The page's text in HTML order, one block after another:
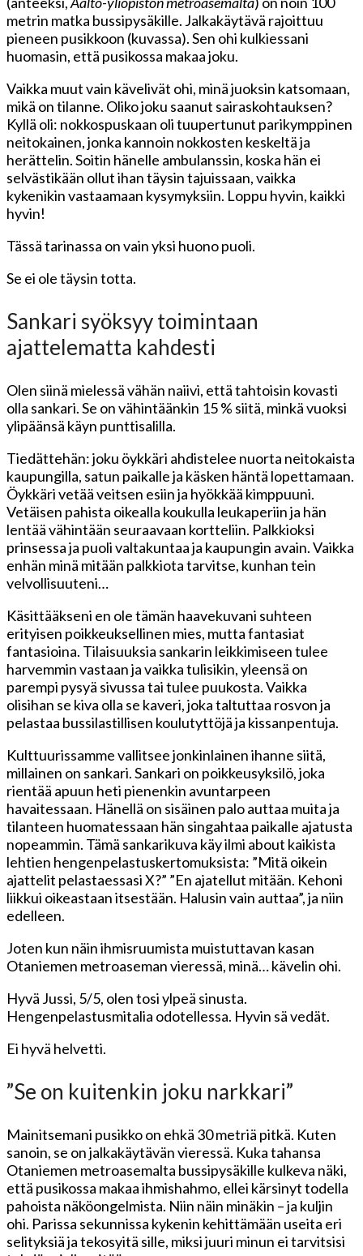
metrin matka bussipysäkille. Jalkakäytävä rajoittuu
pieneen pusikkoon (kuvassa). Sen ohi kulkiessani
huomasin, että pusikossa makaa joku.
Vaikka muut vain kävelivät ohi, minä juoksin katsomaan,
mikä on tilanne. Oliko joku saanut sairaskohtauksen?
Kyllä oli: nokkospuskaan oli tuupertunut parikymppinen
neitokainen, jonka kannoin nokkosten keskeltä ja
herättelin. Soitin hänelle ambulanssin, koska hän ei
selvästikään ollut ihan täysin tajuissaan, vaikka
kykenikin vastaamaan kysymyksiin. Loppu hyvin, kaikki
hyvin!
Tässä tarinassa on vain yksi huono puoli.
Se ei ole täysin totta.
Sankari syöksyy toimintaan
ajattelematta kahdesti
Olen siinä mielessä vähän naiivi, että tahtoisin kovasti
olla sankari. Se on vähintäänkin 15 % siitä, minkä vuoksi
ylipäänsä käyn punttisalilla.
Tiedättehän: joku öykkäri ahdistelee nuorta neitokaista
kaupungilla, satun paikalle ja käsken häntä lopettamaan.
Öykkäri vetää veitsen esiin ja hyökkää kimppuuni.
Vetäisen pahista oikealla koukulla leukaperiin ja hän
lentää vähintään seuraavaan kortteliin. Palkkioksi
prinsessa ja puoli valtakuntaa ja kaupungin avain. Vaikka
enhän minä mitään palkkiota tarvitse, kunhan tein
velvollisuuteni…
Käsittääkseni en ole tämän haavekuvani suhteen
erityisen poikkeuksellinen mies, mutta fantasiat
fantasioina. Tilaisuuksia sankarin leikkimiseen tulee
harvemmin vastaan ja vaikka tulisikin, yleensä on
parempi pysyä sivussa tai tulee puukosta. Vaikka
olisihan se kiva olla se kaveri, joka taltuttaa rosvon ja
pelastaa bussilastillisen koulutyttöjä ja kissanpentuja.
Kulttuurissamme vallitsee jonkinlainen ihanne siitä,
millainen on sankari. Sankari on poikkeusyksilö, joka
rientää apuun heti pienenkin avuntarpeen
havaitessaan. Hänellä on sisäinen palo auttaa muita ja
tilanteen huomatessaan hän singahtaa paikalle ajatusta
nopeammin. Tämä sankarikuva käy ilmi about kaikista
lehtien hengenpelastuskertomuksista: ”Mitä oikein
ajattelit pelastaessasi X?” ”En ajatellut mitään. Kehoni
liikkui oikeastaan itsestään. Halusin vain auttaa”, ja niin
edelleen.
Joten kun näin ihmisruumista muistuttavan kasan
Otaniemen metroaseman vieressä, minä… kävelin ohi.
Hyvä Jussi, 5/5, olen tosi ylpeä sinusta.
Hengenpelastusmitalia odotellessa. Hyvin sä vedät.
Ei hyvä helvetti.
”Se on kuitenkin joku narkkari”
Mainitsemani pusikko on ehkä 30 metriä pitkä. Kuten
sanoin, se on jalkakäytävän vieressä. Kuka tahansa
Otaniemen metroasemalta bussipysäkille kulkeva näki,
että pusikossa makaa ihmishahmo, ellei kärsinyt todella
pahoista näköongelmista. Niin näin minäkin – ja kuljin
ohi. Parissa sekunnissa kykenin kehittämään useita eri
selityksiä ja tekosyitä sille, miksi juuri minun ei tarvitsisi